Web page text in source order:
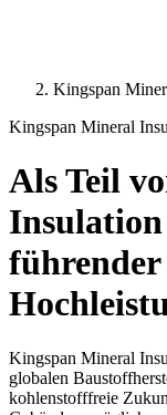
Kingspan
Kingspan Mineral
Als Teil
Kingspan Mineral
globalen
kohlenstofffreie